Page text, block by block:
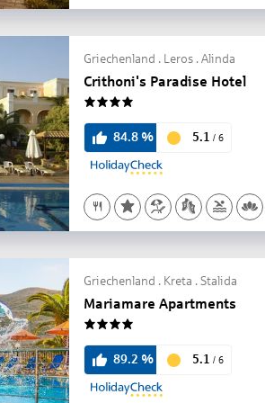
Griechenland . Leros . Alinda
Crithoni's Paradise Hotel
84.8% 5.1 / 6
Griechenland . Kreta . Stalida
Mariamare Apartments
89.2 % 5.1 / 6